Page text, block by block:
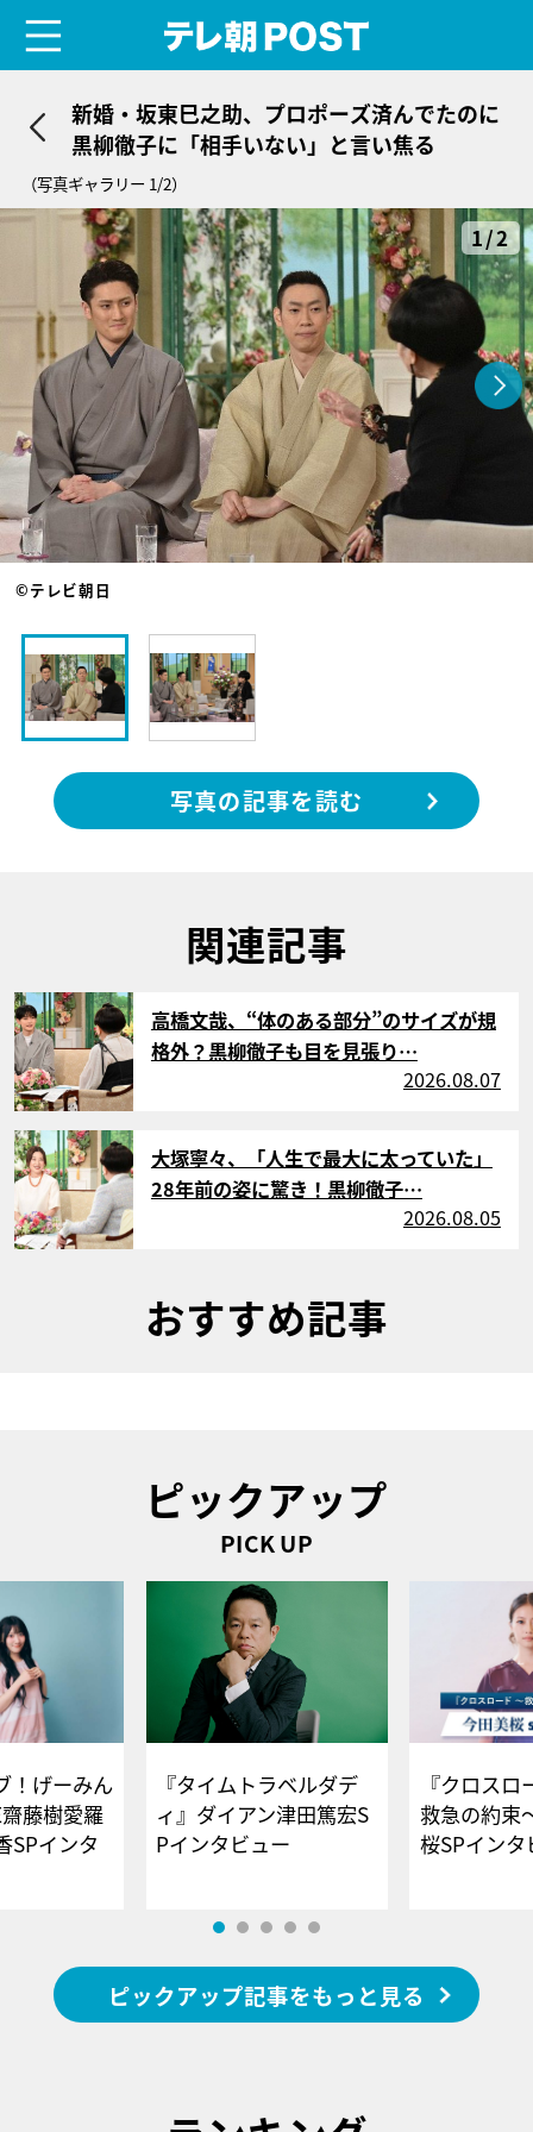
新婚・坂東巳之助、プロポーズ済んでたのに
黒柳徹子に「相手いない」と言い焦る
（写真ギャラリー 1/2）
1/2
©テレビ朝日
写真の記事を読む
関連記事
サムネイル
高橋文哉、“体のある部分”のサイズが規
格外？黒柳徹子も目を見張り…
2026.08.07
サムネイル
大塚寧々、「人生で最大に太っていた」
28年前の姿に驚き！黒柳徹子…
2026.08.05
おすすめ記事
ピックアップ
PICK UP
！げーみん
藤樹愛羅
SPインタ
『タイムトラベルダデ
ィ』ダイアン津田篤宏S
Pインタビュー
『クロス
救急の約束
桜SPイ
ピックアップ記事をもっと見る